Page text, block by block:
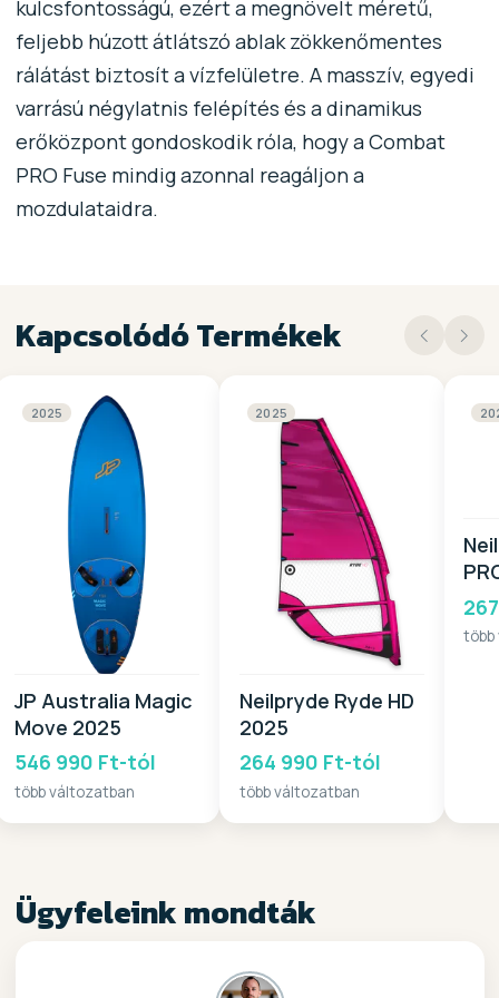
kulcsfontosságú, ezért a megnövelt méretű,
feljebb húzott átlátszó ablak zökkenőmentes
rálátást biztosít a vízfelületre. A masszív, egyedi
varrású négylatnis felépítés és a dinamikus
erőközpont gondoskodik róla, hogy a Combat
PRO Fuse mindig azonnal reagáljon a
mozdulataidra.
Kapcsolódó Termékek
2025
JP Australia Magic
Move 2025
546 990 Ft-tól
több változatban
2025
Neilpryde Ryde HD
2025
264 990 Ft-tól
több változatban
Ügyfeleink mondták